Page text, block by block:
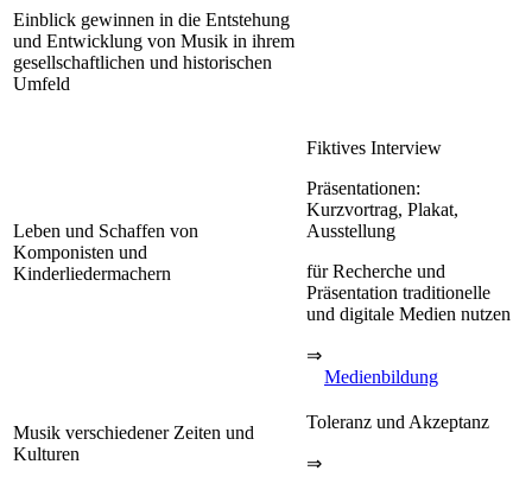
Einblick gewinnen in die Entstehung
und Entwicklung von Musik in ihrem
gesellschaftlichen und historischen
Umfeld
Leben und Schaffen von
Komponisten und
Kinderliedermachern
Fiktives Interview
Präsentationen:
Kurzvortrag, Plakat,
Ausstellung
für Recherche und
Präsentation traditionelle
und digitale Medien nutzen
⇒
Medienbildung
Musik verschiedener Zeiten und
Kulturen
Toleranz und Akzeptanz
⇒